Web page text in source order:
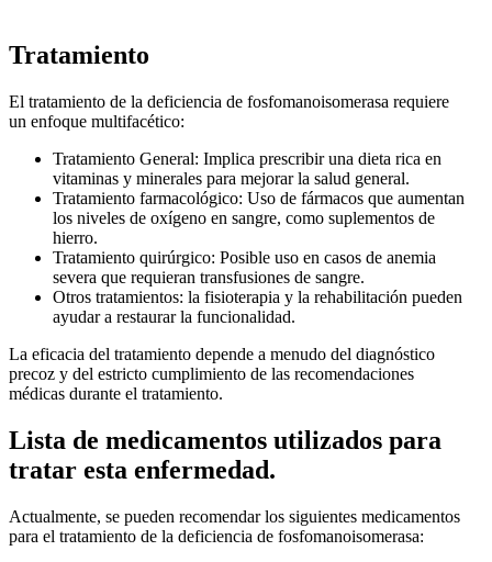
Tratamiento
El tratamiento de la deficiencia de fosfomanoisomerasa requiere
un enfoque multifacético:
Tratamiento General: Implica prescribir una dieta rica en
vitaminas y minerales para mejorar la salud general.
Tratamiento farmacológico: Uso de fármacos que aumentan
los niveles de oxígeno en sangre, como suplementos de
hierro.
Tratamiento quirúrgico: Posible uso en casos de anemia
severa que requieran transfusiones de sangre.
Otros tratamientos: la fisioterapia y la rehabilitación pueden
ayudar a restaurar la funcionalidad.
La eficacia del tratamiento depende a menudo del diagnóstico
precoz y del estricto cumplimiento de las recomendaciones
médicas durante el tratamiento.
Lista de medicamentos utilizados para
tratar esta enfermedad.
Actualmente, se pueden recomendar los siguientes medicamentos
para el tratamiento de la deficiencia de fosfomanoisomerasa: